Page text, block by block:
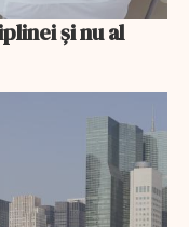
și nu al